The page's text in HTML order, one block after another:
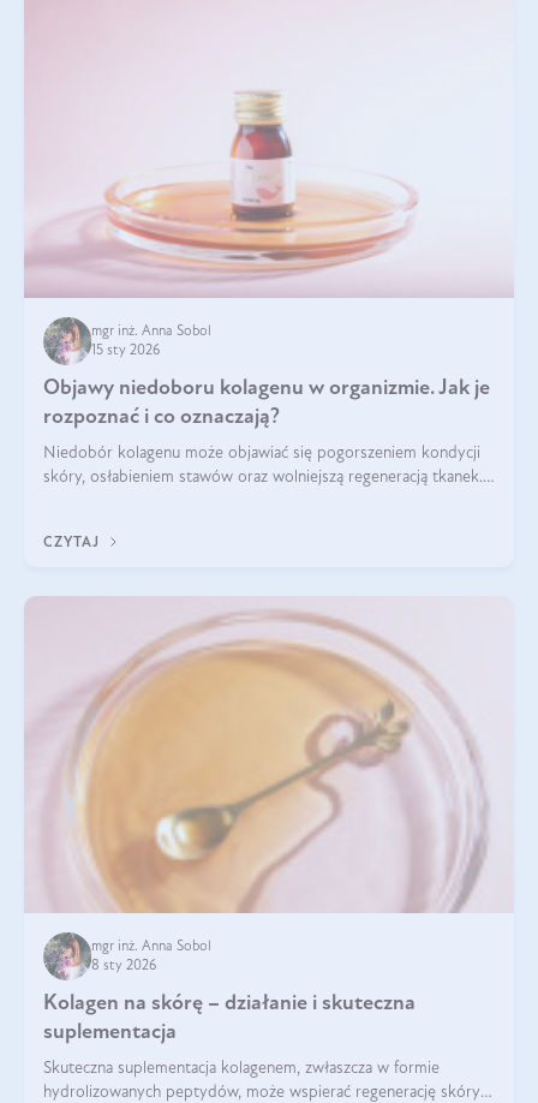
mgr inż. Anna Sobol
15 sty 2026
Objawy niedoboru kolagenu w organizmie. Jak je
rozpoznać i co oznaczają?
Niedobór kolagenu może objawiać się pogorszeniem kondycji
skóry, osłabieniem stawów oraz wolniejszą regeneracją tkanek.
osłabienie włosów.
CZYTAJ
mgr inż. Anna Sobol
8 sty 2026
Kolagen na skórę – działanie i skuteczna
suplementacja
Skuteczna suplementacja kolagenem, zwłaszcza w formie
hydrolizowanych peptydów, może wspierać regenerację skóry i